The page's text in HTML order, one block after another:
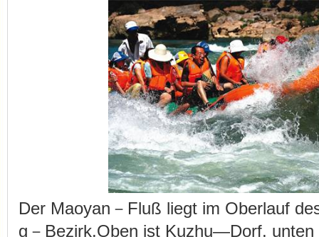
Der Maoyan－Fluß liegt im Oberlauf
g－Bezirk.Oben ist Kuzhu—Dorf,